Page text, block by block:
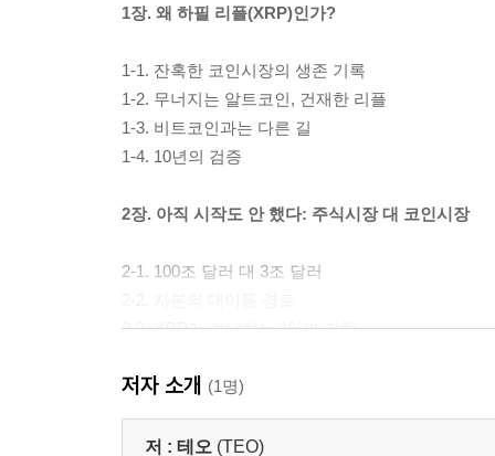
1장. 왜 하필 리플(XRP)인가?
1-1. 잔혹한 코인시장의 생존 기록
1-2. 무너지는 알트코인, 건재한 리플
1-3. 비트코인과는 다른 길
1-4. 10년의 검증
2장. 아직 시작도 안 했다: 주식시장 대 코인시장
2-1. 100조 달러 대 3조 달러
2-3. XRP가 겨냥하는 1%의 가치
3장. XRP의 기본 배경과 작동 원리
저자 소개 (1명)
저 : 테오 (TEO)